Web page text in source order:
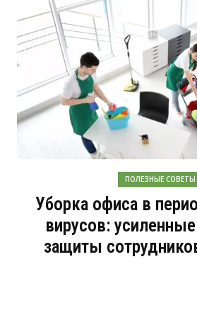
ПОЛЕЗНЫЕ СОВЕТЫ
Уборка офиса в
вирусов:
защиты